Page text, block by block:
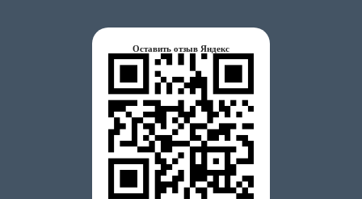
Оставить отзыв Яндекс